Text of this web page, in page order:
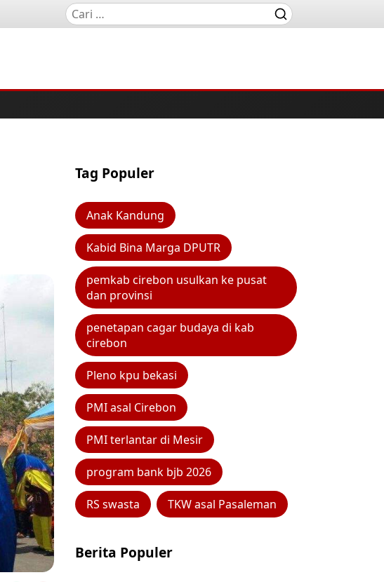
Tag Populer
Anak Kandung
Kabid Bina Marga DPUTR
pemkab cirebon usulkan ke pusat
dan provinsi
penetapan cagar budaya di kab
cirebon
Pleno kpu bekasi
PMI asal Cirebon
PMI terlantar di Mesir
program bank bjb 2026
RS swasta TKW asal Pasaleman
Berita Populer